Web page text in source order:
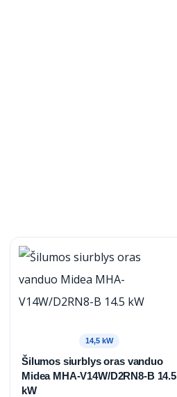
14,5 kW
Šilumos siurblys oras vanduo
Midea MHA-V14W/D2RN8-B 14.5
kW